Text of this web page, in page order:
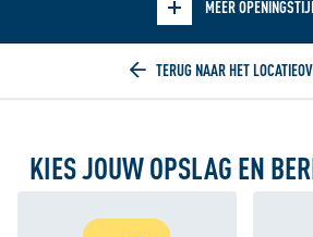
MEER
Home
KIES JOUW OPSLAG EN